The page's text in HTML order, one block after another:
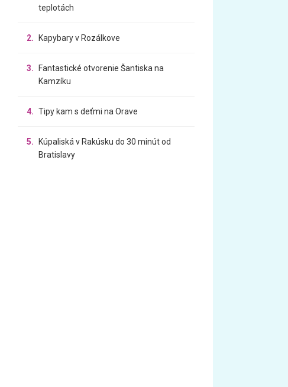
teplotách
2. Kapybary v Rozálkove
3.
Fantastické otvorenie Šantiska na
Kamzíku
4. Tipy kam s deťmi na Orave
5.
Kúpaliská v Rakúsku do 30 minút od
Bratislavy